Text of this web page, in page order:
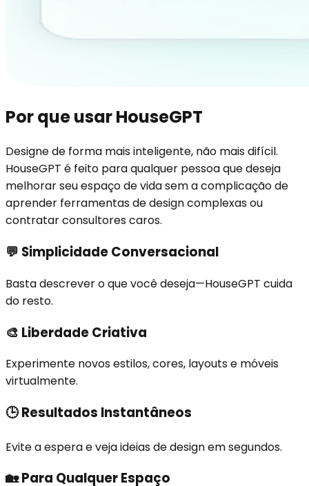
Por que usar HouseGPT
Designe de forma mais inteligente, não mais difícil.
HouseGPT é feito para qualquer pessoa que deseja
melhorar seu espaço de vida sem a complicação de
aprender ferramentas de design complexas ou
contratar consultores caros.
💬 Simplicidade Conversacional
Basta descrever o que você deseja—HouseGPT cuida
do resto.
🎨 Liberdade Criativa
Experimente novos estilos, cores, layouts e móveis
virtualmente.
🕒Resultados Instantâneos
Evite a espera e veja ideias de design em segundos.
🏡Para Qualquer Espaço